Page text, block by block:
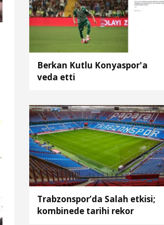
Berkan Kutlu Konyaspor'a
veda etti
Trabzonspor’da Salah etkisi;
kombinede tarihi rekor